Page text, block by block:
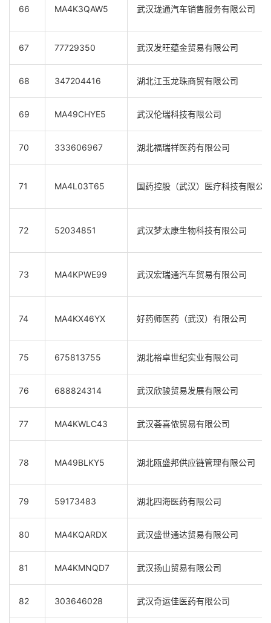
66 MA4K3QAW5 武汉珑通汽车销售服务有限公司
67 77729350 武汉发旺蕴金贸易有限公司
68 347204416 湖北江玉龙珠商贸有限公司
69 MA49CHYE5 武汉伦瑞科技有限公司
70 333606967 湖北福瑞祥医药有限公司
71 MA4L03T65 国药控股（武汉）医疗科技有限公
72 52034851 武汉梦太康生物科技有限公司
73 MA4KPWE99 武汉宏瑞通汽车贸易有限公司
74 MA4KX46YX 好药师医药（武汉）有限公司
75 675813755 湖北裕卓世纪实业有限公司
76 688824314 武汉欣骏贸易发展有限公司
77 MA4KWLC43 武汉荟喜侬贸易有限公司
78 MA49BLKY5 湖北瓯盛邦供应链管理有限公司
79 59173483 湖北四海医药有限公司
80 MA4KQARDX 武汉盛世通达贸易有限公司
81 MA4KMNQD7 武汉扬山贸易有限公司
82 303646028 武汉奇运佳医药有限公司